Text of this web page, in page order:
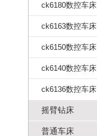
ck6180数控车床
ck6163数控车床
ck6150数控车床
ck6140数控车床
ck6136数控车床
摇臂钻床
普通车床